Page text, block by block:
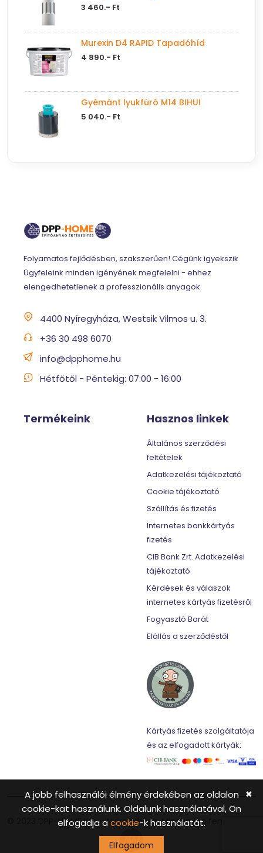
3 460.- Ft
Murexin D4 RAPID Tapadóhíd
4 890.- Ft
Gyémánt lyukfúró M14 BIHUI
5 040.- Ft
Folyamatos fejlődésben, szakszerűen! Cégünk igyekszik
Ügyfeleink minden igényének megfelelni - ehhez
elengedhetetlenek a professzionális anyagok.
4400 Nyíregyháza, Westsik Vilmos u. 3.
+36 30 498 6070
info@dpphome.hu
Hétfőtől - Péntekig: 07:00 - 16:00
Termékeink Hasznos linkek
Általános szerződési
feltételek
Adatkezelési tájékoztató
Cookie tájékoztató
Szállítás és fizetés
Internetes bankkártyás
fizetés
CIB Bank Zrt. Adatkezelési
tájékoztató
Kérdések és válaszok
internetes kártyás fizetésről
Fogyasztó Barát
Elállás a szerződéstől
Kártyás fizetés szolgáltatója
és az elfogadott kártyák:
© 2023 DPP-HOME Kft. - Nyíregyháza. Minden jog fenntartva.
A jobb felhasználói élmény érdekében az oldalon
cookie-kat használunk. Oldalunk használatával, Ön
elfogadja acookie-k használatát.
Elfogadom
✖